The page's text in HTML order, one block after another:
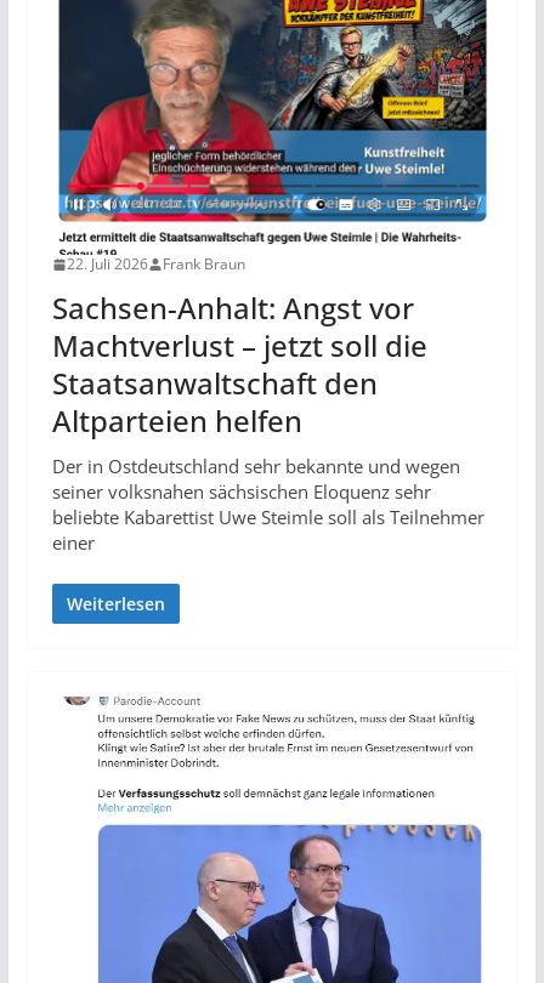
22. Juli 2026 Frank Braun
Sachsen-Anhalt: Angst vor
Machtverlust – jetzt soll die
Staatsanwaltschaft den
Altparteien helfen
Der in Ostdeutschland sehr bekannte und wegen
seiner volksnahen sächsischen Eloquenz sehr
beliebte Kabarettist Uwe Steimle soll als Teilnehmer
einer
Weiterlesen